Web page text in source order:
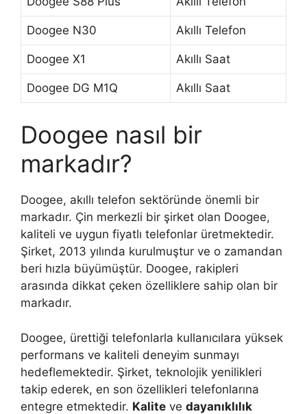
Doogee N30 Akıllı Telefon
Doogee X1 Akıllı Saat
Doogee DG M1Q Akıllı Saat
Doogee nasıl bir
markadır?
Doogee, akıllı telefon sektöründe önemli bir
markadır. Çin merkezli bir şirket olan Doogee,
kaliteli ve uygun fiyatlı telefonlar üretmektedir.
Şirket, 2013 yılında kurulmuştur ve o zamandan
beri hızla büyümüştür. Doogee, rakipleri
arasında dikkat çeken özelliklere sahip olan bir
markadır.
Doogee, ürettiği telefonlarla kullanıcılara yüksek
performans ve kaliteli deneyim sunmayı
hedeflemektedir. Şirket, teknolojik yenilikleri
takip ederek, en son özellikleri telefonlarına
entegre etmektedir. Kalite ve dayanıklılık